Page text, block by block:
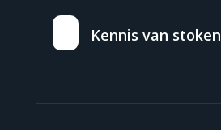
Kennis van stoken